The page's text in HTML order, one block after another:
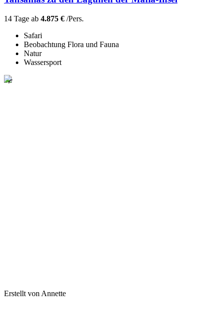
14 Tage ab 4.875 € /Pers.
Safari
Beobachtung Flora und Fauna
Natur
Wassersport
Erstellt von Annette